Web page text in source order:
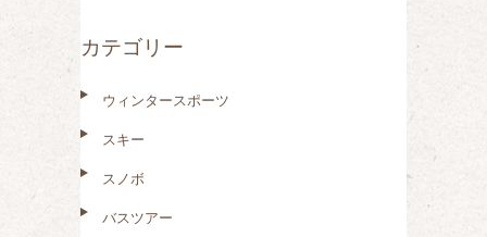
カテゴリー
ウィンタースポーツ
スキー
スノボ
バスツアー